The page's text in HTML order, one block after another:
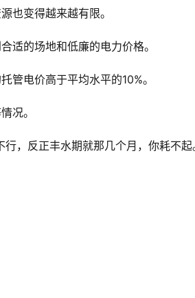
也变得越来越有限。
适的场地和低廉的电力价格。
管电价高于平均水平的10%。
况。
，反正丰水期就那几个月，你耗不起